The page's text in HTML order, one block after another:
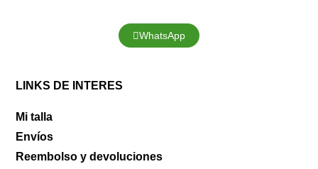
WhatsApp
LINKS DE INTERES
Mi talla
Envíos
Reembolso y devoluciones